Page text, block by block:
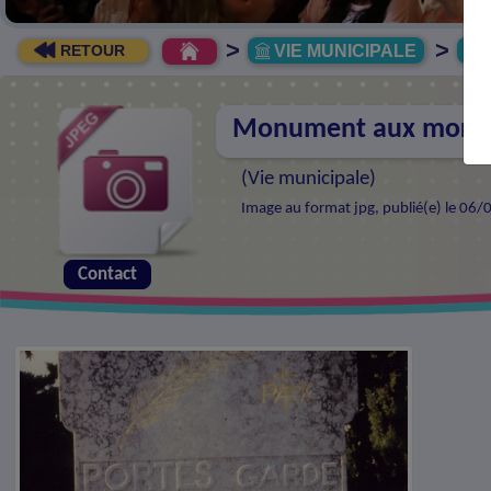
RETOUR > VIE MUNICIPALE >
Monument aux morts
(Vie municipale)
Image au format jpg, publié(e) le
Contact